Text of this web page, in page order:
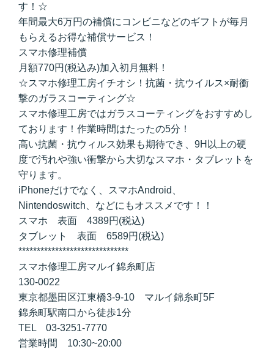
す！☆
年間最大6万円の補償にコンビニなどのギフトが毎月
もらえるお得な補償サービス！
スマホ修理補償
月額770円(税込み)加入初月無料！
☆スマホ修理工房イチオシ！抗菌・抗ウイルス×耐衝
撃のガラスコーティング☆
スマホ修理工房ではガラスコーティングをおすすめし
ております！作業時間はたったの5分！
高い抗菌・抗ウィルス効果も期待でき、9H以上の硬
度で汚れや強い衝撃から大切なスマホ・タブレットを
守ります。
iPhoneだけでなく、スマホAndroid、
Nintendoswitch、などにもオススメです！！
スマホ 表面 4389円(税込)
タブレット 表面 6589円(税込)
******************************
スマホ修理工房マルイ錦糸町店
130-0022
東京都墨田区江東橋3-9-10 マルイ錦糸町5F
錦糸町駅南口から徒歩1分
TEL 03-3251-7770
営業時間 10:30~20:00